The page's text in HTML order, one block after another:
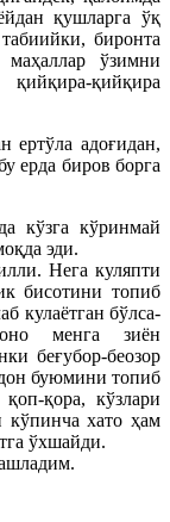
қушларга ўқ
биронта
ўзимни
қийқира
ертўла адоғидан,
ерда биров борга
кўзга кўринмай
эди.
Нега куляпти
бисотини топиб
кулаётган бўлса-
менга зиён
беғубор-беозор
буюмини топиб
қора, кўзлари
кўпинча хато ҳам
ўхшайди.